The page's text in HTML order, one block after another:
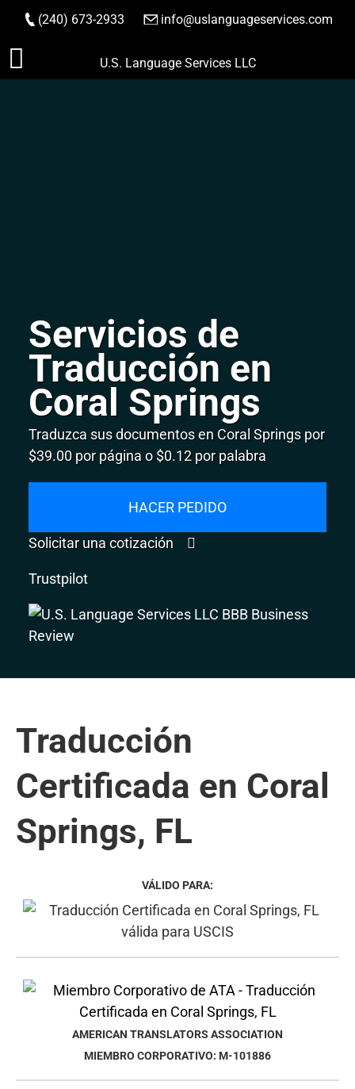
Saltar
(240) 673-2933 info@uslanguageservices.com
HACER PEDIDO
U.S. Language Services LLC
Servicios de
Traducción en
Coral Springs
Traduzca sus documentos en Coral Springs por
$39.00 por página o $0.12 por palabra
HACER PEDIDO
Solicitar una cotización
Trustpilot
Traducción
Certificada en Coral
Springs, FL
VÁLIDO PARA:
AMERICAN TRANSLATORS ASSOCIATION
MIEMBRO CORPORATIVO: M-101886